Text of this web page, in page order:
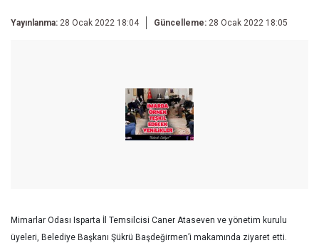
Yayınlanma: 28 Ocak 2022 18:04 Güncelleme: 28 Ocak 2022 18:05
Mimarlar Odası Isparta İl Temsilcisi Caner Ataseven ve yönetim kurulu
üyeleri, Belediye Başkanı Şükrü Başdeğirmen’i makamında ziyaret etti.